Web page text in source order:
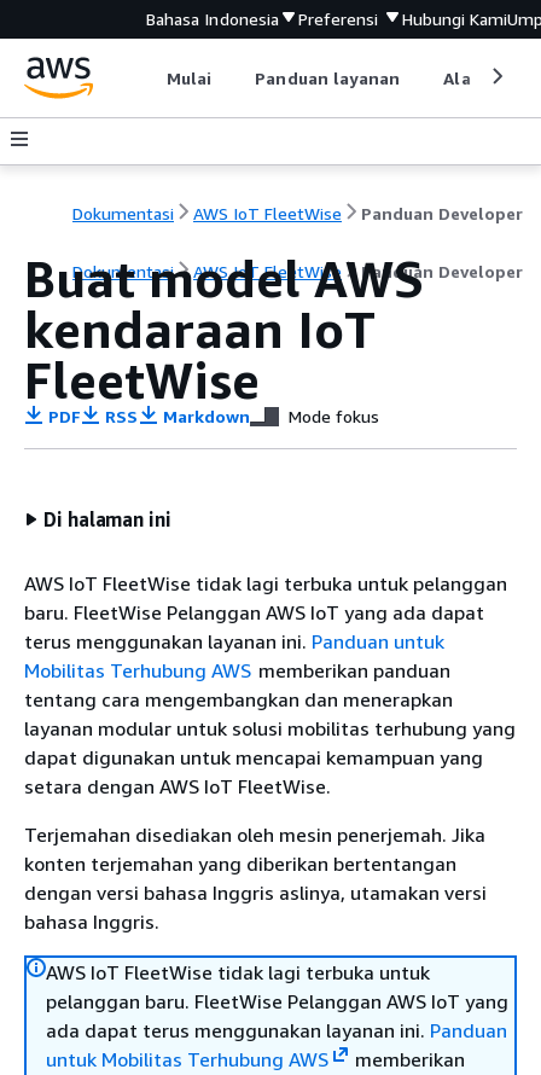
Bahasa Indonesia Preferensi Hubungi Kami
Mulai Panduan layanan Alat
Dokumentasi AWS IoT FleetWise Panduan Developer
Dokumentasi AWS IoT FleetWise Panduan Developer
Buat model AWS
kendaraan IoT
FleetWise
PDF RSS Markdown Mode fokus
Di halaman ini
AWS IoT FleetWise tidak lagi terbuka untuk pelanggan
baru. FleetWise Pelanggan AWS IoT yang ada dapat
terus menggunakan layanan ini. Panduan untuk
Mobilitas Terhubung AWS memberikan panduan
tentang cara mengembangkan dan menerapkan
layanan modular untuk solusi mobilitas terhubung yang
dapat digunakan untuk mencapai kemampuan yang
setara dengan AWS IoT FleetWise.
Terjemahan disediakan oleh mesin penerjemah. Jika
konten terjemahan yang diberikan bertentangan
dengan versi bahasa Inggris aslinya, utamakan versi
bahasa Inggris.
AWS IoT FleetWise tidak lagi terbuka untuk
pelanggan baru. FleetWise Pelanggan AWS IoT yang
ada dapat terus menggunakan layanan ini. Panduan
untuk Mobilitas Terhubung AWS
memberikan